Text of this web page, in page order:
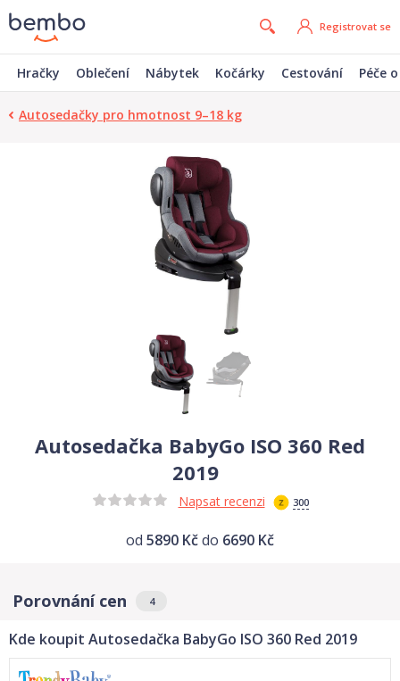
Registrovat se
Hračky Oblečení Nábytek Kočárky Cestování Péče
Autosedačky pro hmotnost 9–18 kg
Autosedačka BabyGo ISO 360 Red
2019
Napsat recenzi 300
od 5890 Kčdo 6690 Kč
Porovnání cen 4
Kde koupit Autosedačka BabyGo ISO 360 Red 2019